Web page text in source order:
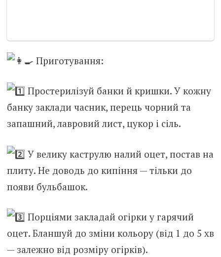
Приготування:
Простерилізуй банки й кришки. У кожну
банку заклади часник, перець чорний та
запашний, лавровий лист, цукор і сіль.
У велику каструлю налий оцет, постав на
плиту. Не доводь до кипіння — тільки до
появи бульбашок.
Порціями закладай огірки у гарячий
оцет. Бланшуй до зміни кольору (від 1 до 5 хв
— залежно від розміру огірків).